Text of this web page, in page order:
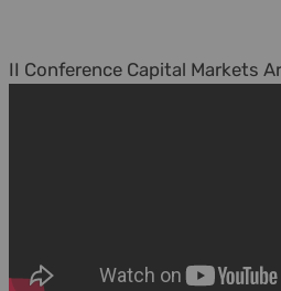
II Conference Capital Markets